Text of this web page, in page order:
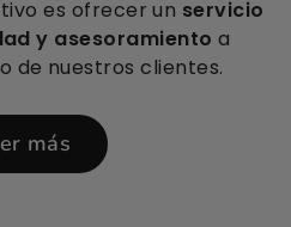
es ofrecer un servicio
y asesoramiento a
de nuestros clientes.
más